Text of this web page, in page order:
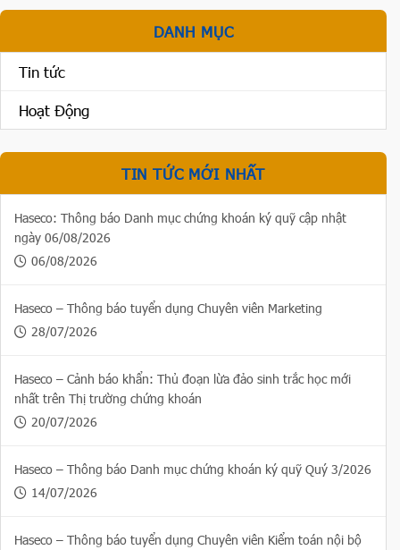
DANH MỤC
Tin tức
Hoạt Động
TIN TỨC MỚI NHẤT
Haseco: Thông báo Danh mục chứng khoán ký quỹ cập nhật
ngày 06/08/2026
06/08/2026
Haseco – Thông báo tuyển dụng Chuyên viên Marketing
28/07/2026
Haseco – Cảnh báo khẩn: Thủ đoạn lừa đảo sinh trắc học mới
nhất trên Thị trường chứng khoán
20/07/2026
Haseco – Thông báo Danh mục chứng khoán ký quỹ Quý 3/2026
14/07/2026
Haseco – Thông báo tuyển dụng Chuyên viên Kiểm toán nội bộ